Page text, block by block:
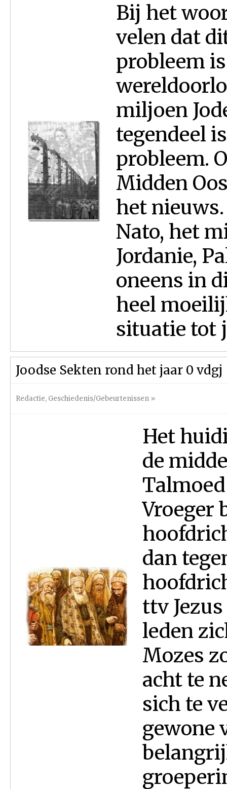
Bij het
velen dat
probleem
miljoen
tegendeel
probleem.
Midden
het
Nato, het
Jordanie,
oneens in
heel
situatie tot
Joodse Sekten rond het jaar 0 vdgj
Redactie, Geschiedenis/Gebeurtenissen »
Het
de
Vroeger
dan
ttv
leden
Mozes
acht te
sich te
gewone